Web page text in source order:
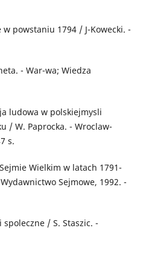
powstaniu 1794 / J-Kowecki. -
- War-wa; Wiedza
ludowa w polskiejmysli
/ W. Paprocka. - Wroclaw-
s.
Wielkim w latach 1791-
Sejmowe, 1992. -
/ S. Staszic. -